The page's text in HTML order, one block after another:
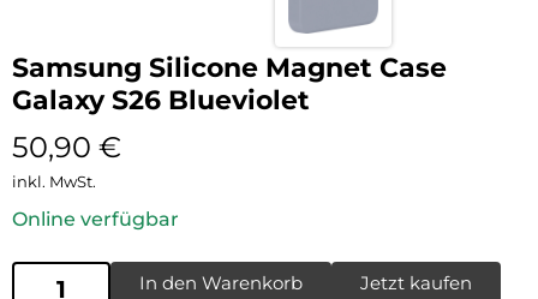
Samsung Silicone Magnet Case
Galaxy S26 Blueviolet
50,90 €
inkl. MwSt.
Online verfügbar
In den Warenkorb Jetzt kaufen